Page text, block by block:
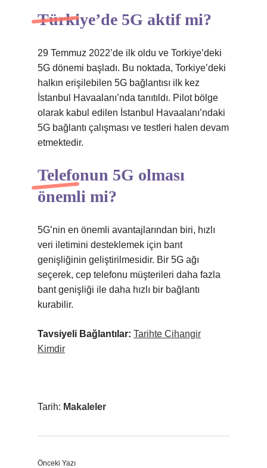
Türkiye’de 5G aktif mi?
29 Temmuz 2022’de ilk oldu ve Torkiye’deki
5G dönemi başladı. Bu noktada, Torkiye’deki
halkın erişilebilen 5G bağlantısı ilk kez
İstanbul Havaalanı’nda tanıtıldı. Pilot bölge
olarak kabul edilen İstanbul Havaalanı’ndaki
5G bağlantı çalışması ve testleri halen devam
etmektedir.
Telefonun 5G olması
önemli mi?
5G’nin en önemli avantajlarından biri, hızlı
veri iletimini desteklemek için bant
genişliğinin geliştirilmesidir. Bir 5G ağı
seçerek, cep telefonu müşterileri daha fazla
bant genişliği ile daha hızlı bir bağlantı
kurabilir.
Tavsiyeli Bağlantılar: Tarihte Cihangir
Kimdir
Tarih: Makaleler
Önceki Yazı